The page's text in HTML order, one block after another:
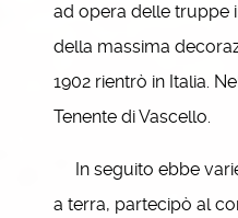
ad opera delle truppe
della massima
1902 rientrò in Italia.
Tenente di Vascello.
In seguito ebbe
a terra, partecipò al